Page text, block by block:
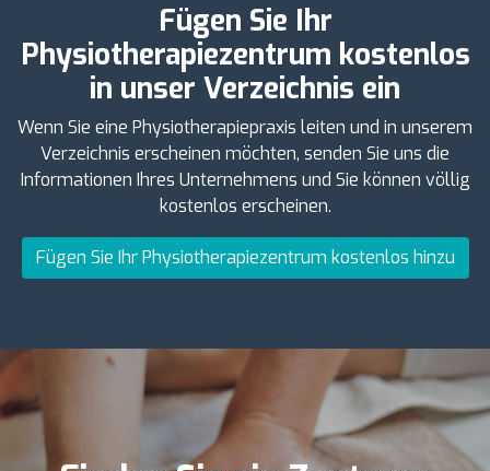
Fügen Sie Ihr
Physiotherapiezentrum kostenlos
in unser Verzeichnis ein
Wenn Sie eine Physiotherapiepraxis leiten und in unserem
Verzeichnis erscheinen möchten, senden Sie uns die
Informationen Ihres Unternehmens und Sie können völlig
kostenlos erscheinen.
Fügen Sie Ihr Physiotherapiezentrum kostenlos hinzu